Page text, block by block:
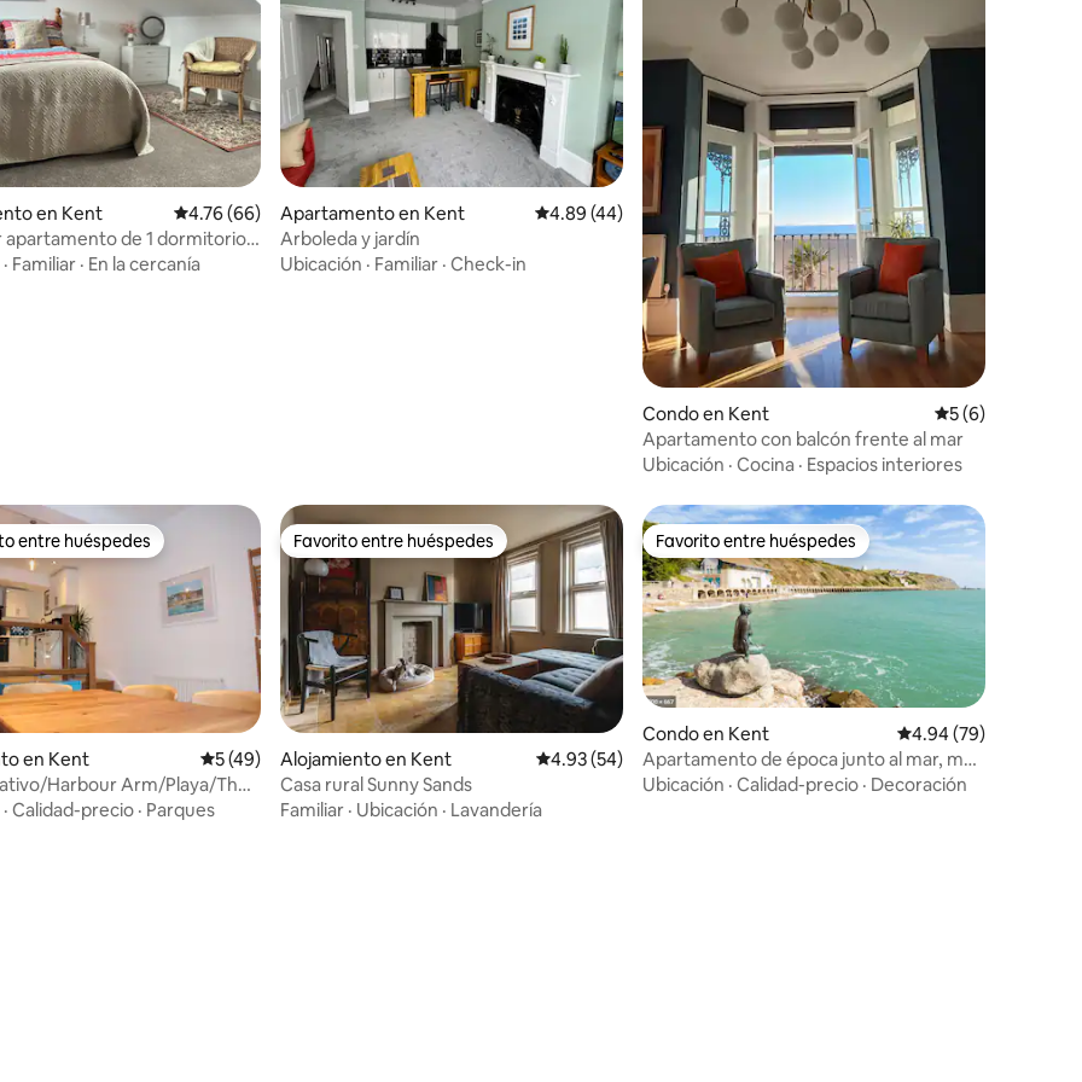
5 de 5, 44 reseñas
en Kent Calificación promedio: 4.76 de 5, 66 reseñas
4.76 (66)
de 1 dormitorio
de la ciudad
· Familiar · En la cercanía
Apartamento en Kent Calificación promedio: 4.89 de 5, 44 reseñas
4.89 (44)
Arboleda y jardín
Ubicación · Familiar · Check-in
Condo en Kent Calificación
5 (6)
Apartamento con balcón frente al mar
Ubicación · Cocina · Espacios interiores
5 de 5, 9 reseñas
huéspedes preferido
entre huéspedes
en Kent Calificación promedio: 5 de 5, 49 reseñas
5 (49)
Harbour Arm/Playa/The
· Calidad-precio · Parques
Favorito entre huéspedes
Favorito entre huéspedes
Alojamiento en Kent Calificación promedio: 4.93 de 5, 54 reseñas
4.93 (54)
Casa rural Sunny Sands
Familiar · Ubicación · Lavandería
Favorito entre huéspedes
Favorito entre huéspedes
Condo en Kent Calificación
4.94 (79)
Apartamento de época junto al mar, muy
bien equipado.
Ubicación · Calidad-precio · Decoración